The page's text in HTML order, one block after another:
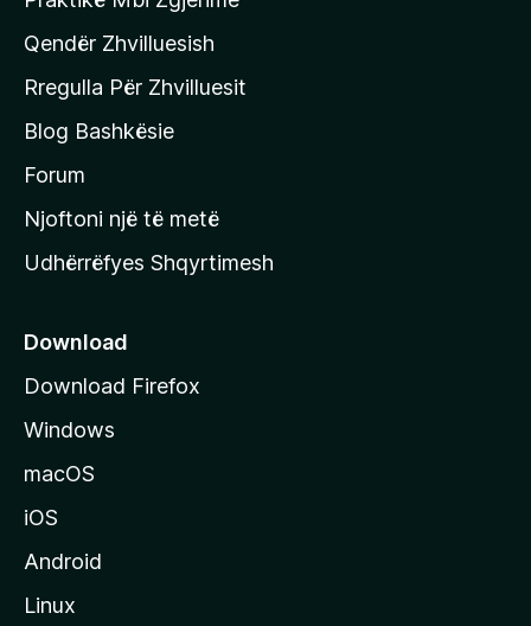
f
a
q
a
h
y
ë
e
M
o
l
l
Qendër Zhvilluesish
Rregulla Për Zhvilluesit
Blog Bashkësie
Forum
Njoftoni një të metë
Udhërrëfyes Shqyrtimesh
Download
Download Firefox
Windows
macOS
iOS
Android
Linux